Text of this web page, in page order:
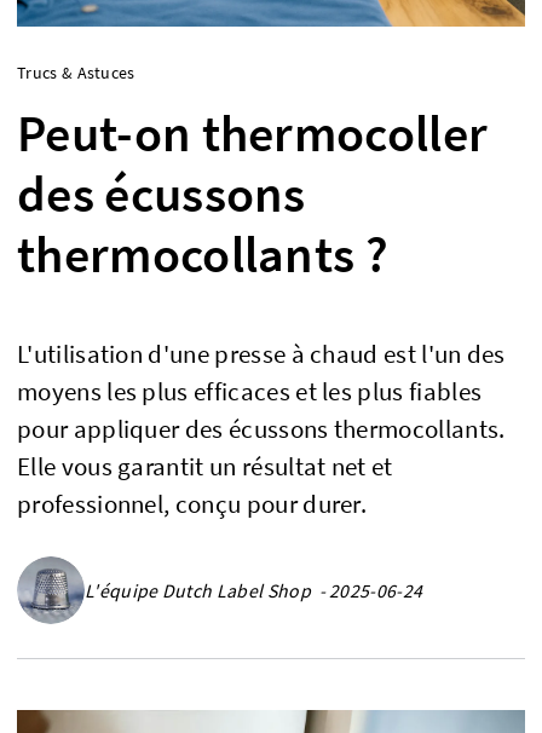
Trucs & Astuces
Peut-on thermocoller
des écussons
thermocollants ?
L'utilisation d'une presse à chaud est l'un des
moyens les plus efficaces et les plus fiables
pour appliquer des écussons thermocollants.
Elle vous garantit un résultat net et
professionnel, conçu pour durer.
L'équipe Dutch Label Shop - 2025-06-24